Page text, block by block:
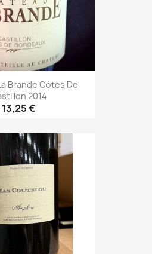
Brande Côtes De
2014
13,25 €